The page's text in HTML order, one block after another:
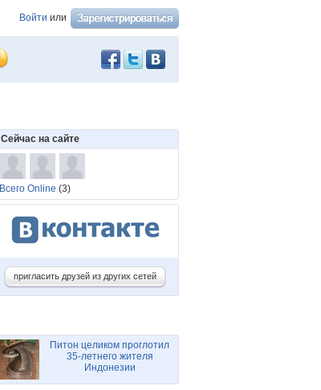
Войти или
Сейчас на сайте
Всего Online (3)
пригласить друзей из других сетей
Питон целиком проглотил
35-летнего жителя
Индонезии